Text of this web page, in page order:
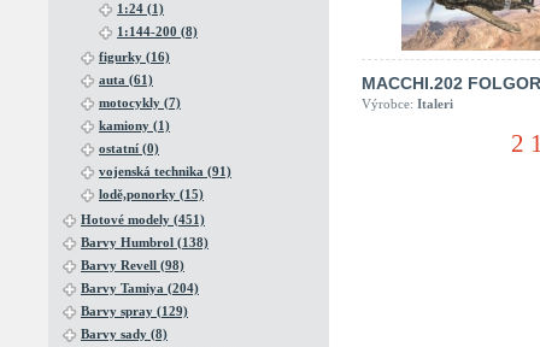
1:24 (1)
1:144-200 (8)
figurky (16)
auta (61)
motocykly (7)
kamiony (1)
ostatní (0)
vojenská technika (91)
lodě,ponorky (15)
Hotové modely (451)
Barvy Humbrol (138)
Barvy Revell (98)
Barvy Tamiya (204)
Barvy spray (129)
Barvy sady (8)
MACCHI.202
Výrobce: Italeri
2